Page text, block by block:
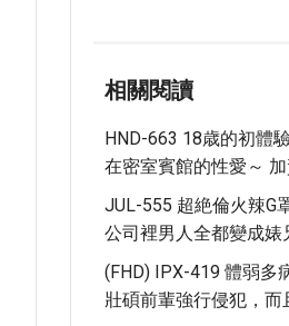
相關閱讀
HND-663 18歳的初體
在密室賓館的性愛～
JUL-555 超絶倫火辣G
公司裡男人全都變成婊
(FHD) IPX-419 體弱多
壯碩前輩強行侵犯，而